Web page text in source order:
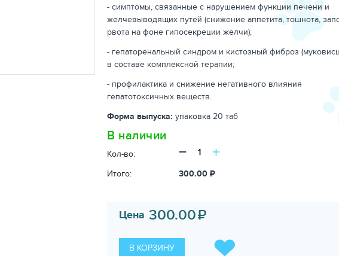
- симптомы, связанные с нарушением функции печени и
желчевыводящих путей (снижение аппетита, тошнота,
рвота на фоне гипосекреции желчи);
- гепаторенальный синдром и кистозный фиброз
в составе комплексной терапии;
- профилактика и снижение негативного влияния
гепатотоксичных веществ.
Форма выпуска: упаковка 20 таб
В наличии
Кол-во: − +
Итого: 300.00 ₽
Цена 300.00₽
В КОРЗИНУ